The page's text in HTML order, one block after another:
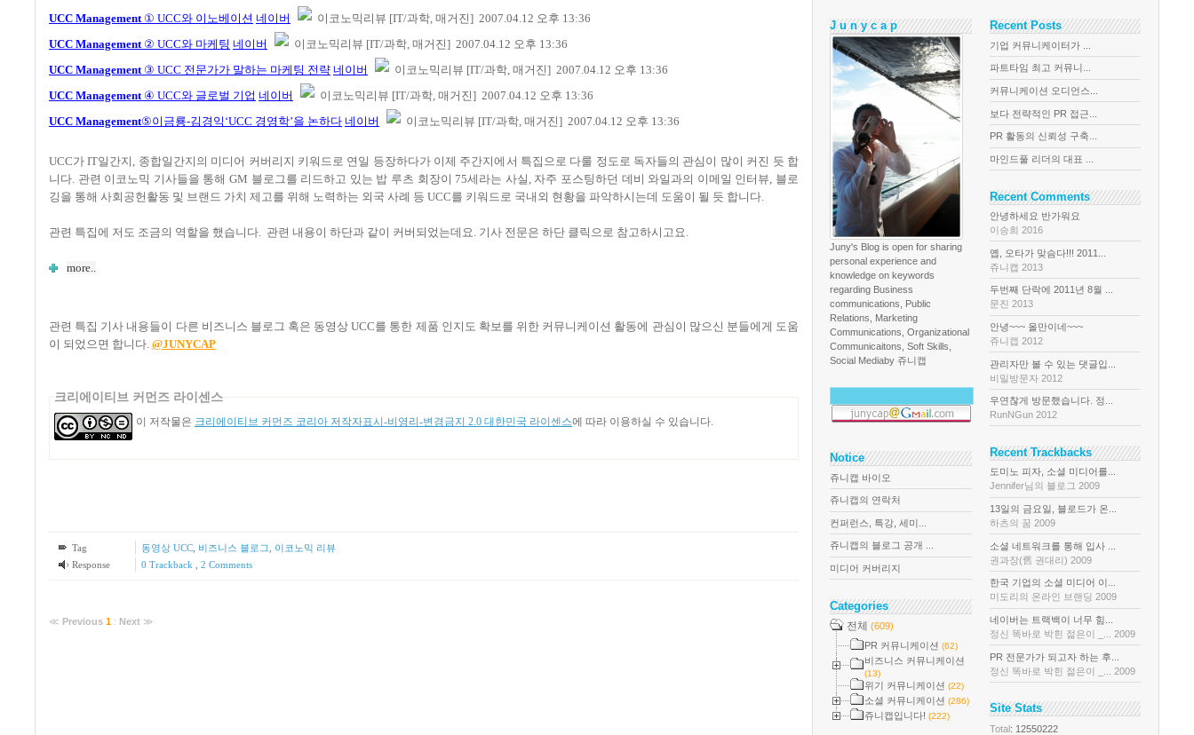
UCC Management ① UCC와 이노베이션 네이버
이코노믹리뷰 [IT/과학, 매거진] 2007.04.12 오후 13:36
UCC Management ② UCC와 마케팅 네이버
이코노믹리뷰 [IT/과학, 매거진] 2007.04.12 오후 13:36
UCC Management ③ UCC 전문가가 말하는 마케팅 전략 네이버
이코노믹리뷰 [IT/과학, 매거진] 2007.04.12 오후 13:36
UCC Management ④ UCC와 글로벌 기업 네이버
이코노믹리뷰 [IT/과학, 매거진] 2007.04.12 오후 13:36
UCC Management⑤이금룡-김경익‘UCC 경영학’을 논하다 네이버 이코노믹리뷰 [IT/과학, 매거진] 2007.04.12 오후 13:36
UCC가 IT일간지, 종합일간지의 미디어 커버리지 키워드로 연일 등장하다가 이제 주간지에서 특집으로 다룰 정도로 독자들의 관심이 많이 커진 듯 합
니다. 관련 이코노믹 기사들을 통해 GM 블로그를 리드하고 있는 밥 루츠 회장이 75세라는 사실, 자주 포스팅하던 데비 와일과의 이메일 인터뷰, 블로
깅을 통해 사회공헌활동 및 브랜드 가치 제고를 위해 노력하는 외국 사례 등 UCC를 키워드로 국내외 현황을 파악하시는데 도움이 될 듯 합니다.
관련 특집에 저도 조금의 역할을 했습니다. 관련 내용이 하단과 같이 커버되었는데요. 기사 전문은 하단 클릭으로 참고하시고요.
more..
관련 특집 기사 내용들이 다른 비즈니스 블로그 혹은 동영상 UCC를 통한 제품 인지도 확보를 위한 커뮤니케이션 활동에 관심이 많으신 분들에게 도움
이 되었으면 합니다. @JUNYCAP
크리에이티브 커먼즈 라이센스
이 저작물은 크리에이티브 커먼즈 코리아 저작자표시-비영리-변경금지 2.0 대한민국 라이센스에 따라 이용하실 수 있습니다.
Tag 동영상 UCC, 비즈니스 블로그
이코노믹 리뷰
Response
0 Trackback 2 Comments
≪ Previous 1 : Next ≫
J u n y c a p
Juny's Blog is open for sharing
personal experience and
knowledge on keywords
regarding Business
communications, Public
Relations, Marketing
Communications, Organizational
Communicaitons, Soft Skills,
Social Mediaby 쥬니캡
Notice
쥬니캡 바이오
쥬니캡의 연락처
컨퍼런스, 특강, 세미...
쥬니캡의 블로그 공개 ...
미디어 커버리지
Categories
전체 (609)
PR 커뮤니케이션 (62)
비즈니스 커뮤니케이션
(13)
위기 커뮤니케이션 (22)
소셜 커뮤니케이션 (286)
쥬니캡입니다! (222)
Recent Posts
기업 커뮤니케이터가 ...
파트타임 최고 커뮤니...
커뮤니케이션 오디언스...
보다 전략적인 PR 접근...
PR 활동의 신뢰성 구축...
마인드풀 리더의 대표 ...
Recent Comments
안녕하세요 반가워요
이승희 2016
옙, 오타가 맞슴다!!! 2011...
쥬니캡 2013
두번째 단락에 2011년 8월 ...
문진 2013
안녕~~~ 올만이네~~~
쥬니캡 2012
관리자만 볼 수 있는 댓글입...
비밀방문자 2012
우연찮게 방문했습니다. 정...
RunNGun 2012
Recent Trackbacks
도미노 피자, 소셜 미디어를...
Jennifer님의 블로그 2009
13일의 금요일, 블로드가 온...
하츠의 꿈 2009
소셜 네트워크를 통해 입사 ...
권과장(舊 권대리) 2009
한국 기업의 소셜 미디어 이...
미도리의 온라인 브랜딩 2009
네이버는 트랙백이 너무 힘...
정신 똑바로 박힌 젊은이 _... 2009
PR 전문가가 되고자 하는 후...
정신 똑바로 박힌 젊은이 _... 2009
Site Stats
Total: 12550222